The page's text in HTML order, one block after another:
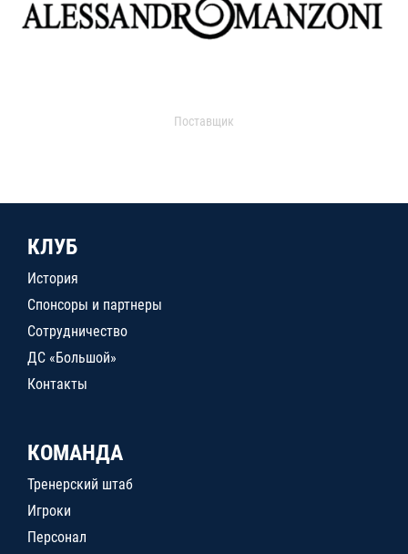
Поставщик
КЛУБ
История
Спонсоры и партнеры
Сотрудничество
ДС «Большой»
Контакты
КОМАНДА
Тренерский штаб
Игроки
Персонал